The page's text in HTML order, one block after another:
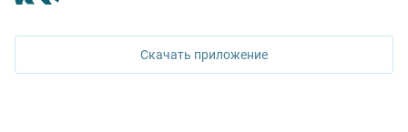
ул. Горького, 65, 0 подъезд, 3 этаж
Скачать приложение